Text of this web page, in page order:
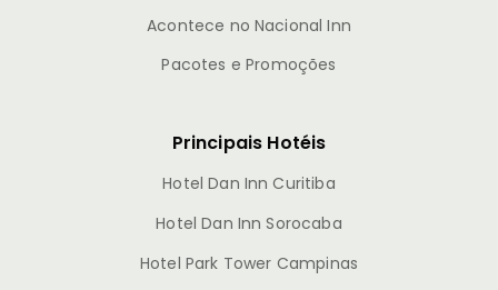
Acontece no Nacional Inn
Pacotes e Promoções
Principais Hotéis
Hotel Dan Inn Curitiba
Hotel Dan Inn Sorocaba
Hotel Park Tower Campinas